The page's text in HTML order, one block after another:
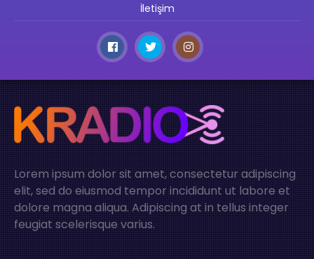
İletişim
Lorem ipsum dolor sit amet, consectetur adipiscing
elit, sed do eiusmod tempor incididunt ut labore et
dolore magna aliqua. Adipiscing at in tellus integer
feugiat scelerisque varius.